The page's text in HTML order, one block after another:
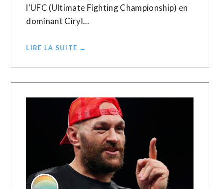
l'UFC (Ultimate Fighting Championship) en
dominant Ciryl…
LIRE LA SUITE →